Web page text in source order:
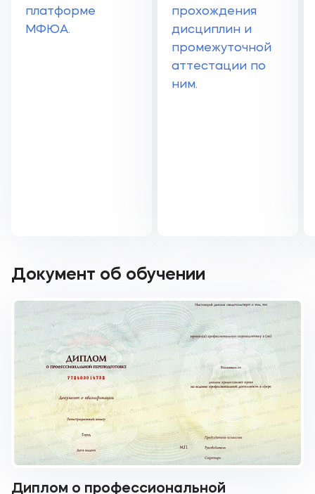
платформе
МФЮА.
прохождения
дисциплин и
промежуточной
аттестации по
ним.
Документ об обучении
Диплом о профессиональной